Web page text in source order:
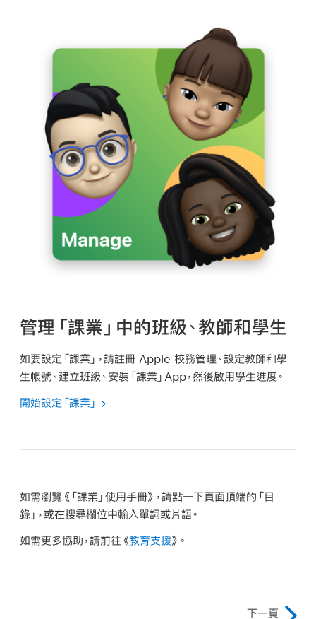
管理「課業」中的班級、教師和學生
如要設定「課業」，請註冊 Apple 校務管理、設定教師和學
生帳號、建立班級、安裝「課業」App，然後啟用學生進度。
開始設定「課業」
如需瀏覽《「課業」使用手冊》，請點一下頁面頂端的「目
錄」，或在搜尋欄位中輸入單詞或片語。
如需更多協助，請前往《教育支援》。
下一頁